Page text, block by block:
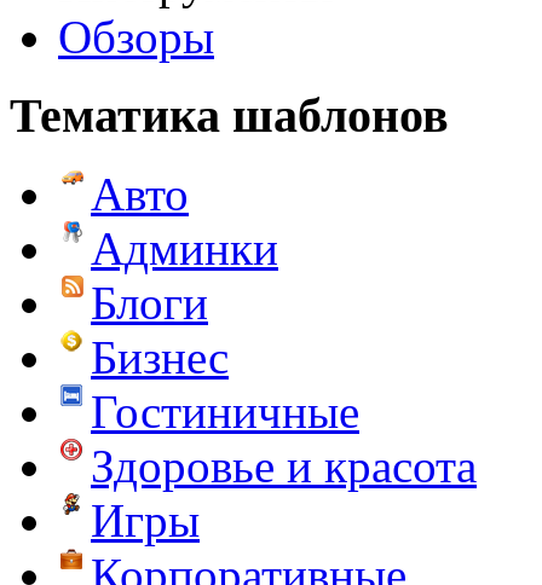
Обзоры
Тематика шаблонов
Авто
Админки
Блоги
Бизнес
Гостиничные
Здоровье и красота
Игры
Корпоративные